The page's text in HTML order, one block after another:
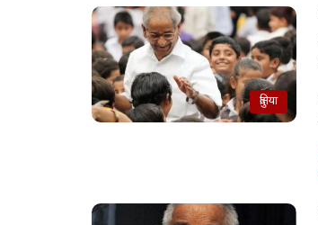
दुनिया